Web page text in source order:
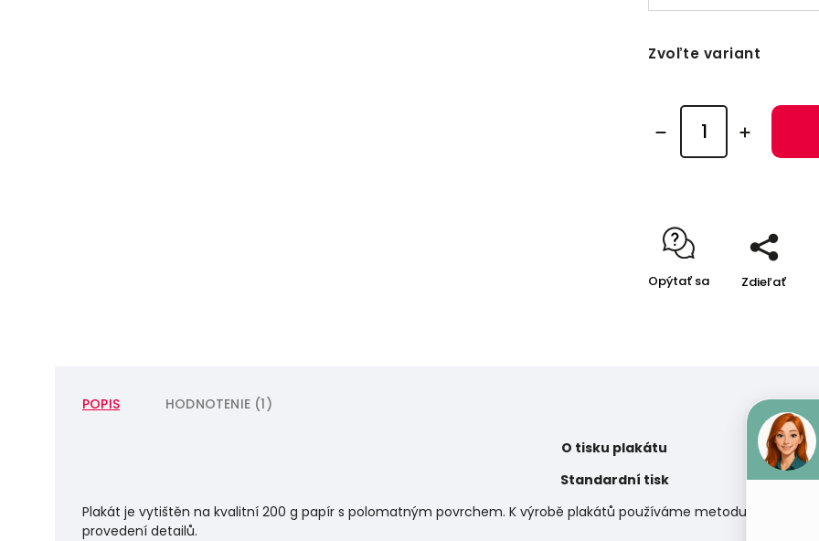
Zvoľte variant
Opýtať sa Zdieľať
POPIS HODNOTENIE (1)
O tisku plakátu
Standardní tisk
Plakát je vytištěn na kvalitní 200 g papír s polomatným povrchem. K výrobě plakátů používáme metodu
provedení detailů.